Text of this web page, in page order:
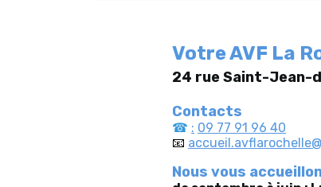
Votre AVF La
24 rue Saint-Jean-
Contacts
☎ : 09 77 91 96 40
📧
Nous vous